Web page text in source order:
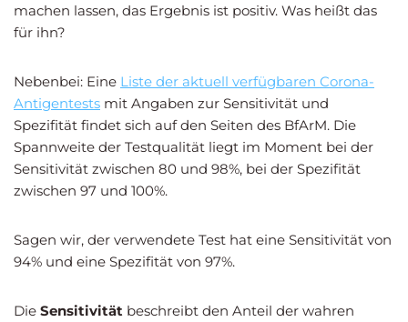
machen lassen, das Ergebnis ist positiv. Was heißt das
für ihn?
Nebenbei: Eine Liste der aktuell verfügbaren Corona-
Antigentests mit Angaben zur Sensitivität und
Spezifität findet sich auf den Seiten des BfArM. Die
Spannweite der Testqualität liegt im Moment bei der
Sensitivität zwischen 80 und 98%, bei der Spezifität
zwischen 97 und 100%.
Sagen wir, der verwendete Test hat eine Sensitivität von
94% und eine Spezifität von 97%.
Die Sensitivität beschreibt den Anteil der wahren